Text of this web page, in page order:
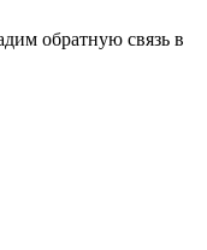
обратную связь в